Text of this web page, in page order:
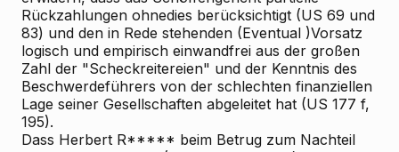
Rückzahlungen ohnedies berücksichtigt (US 69 und
83) und den in Rede stehenden (Eventual )Vorsatz
logisch und empirisch einwandfrei aus der großen
Zahl der "Scheckreitereien" und der Kenntnis des
Beschwerdeführers von der schlechten finanziellen
Lage seiner Gesellschaften abgeleitet hat (US 177 f,
195).
Dass Herbert R***** beim Betrug zum Nachteil